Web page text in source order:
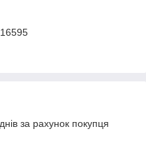
за рахунок покупця